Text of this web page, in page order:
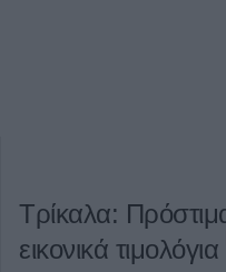
Τρίκαλα:
εικονικά τιμολόγια